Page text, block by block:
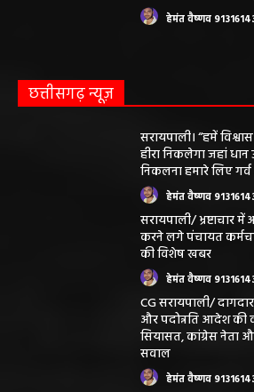
हेमंत वैष्णव
छत्तीसगढ़ न्यूज़
सरायपाली। “हमें
हीरा निकलेगा जहां
निकलना हमारे लिए
हेमंत वैष्णव
सरायपाली/ भ्रष्टाचार
करने लगे पंचायत
की विशेष खबर
हेमंत वैष्णव
CG सरायपाली/
और पदोन्नति आदेश की
सियासत, कांग्रेस नेता
सवाल
हेमंत वैष्णव